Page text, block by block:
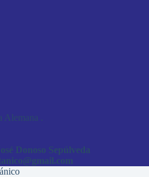
.
Donoso Sepúlveda